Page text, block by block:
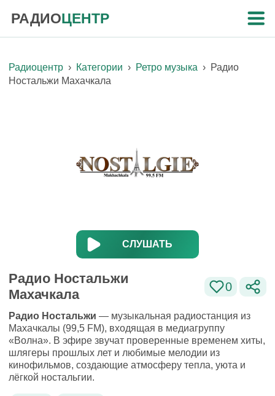
РАДИОЦЕНТР
Радиоцентр › Категории › Ретро музыка › Радио
Ностальжи Махачкала
СЛУШАТЬ
Радио Ностальжи
Махачкала
0
Радио Ностальжи — музыкальная радиостанция из
Махачкалы (99,5 FM), входящая в медиагруппу
«Волна». В эфире звучат проверенные временем хиты,
шлягеры прошлых лет и любимые мелодии из
кинофильмов, создающие атмосферу тепла, уюта и
лёгкой ностальгии.